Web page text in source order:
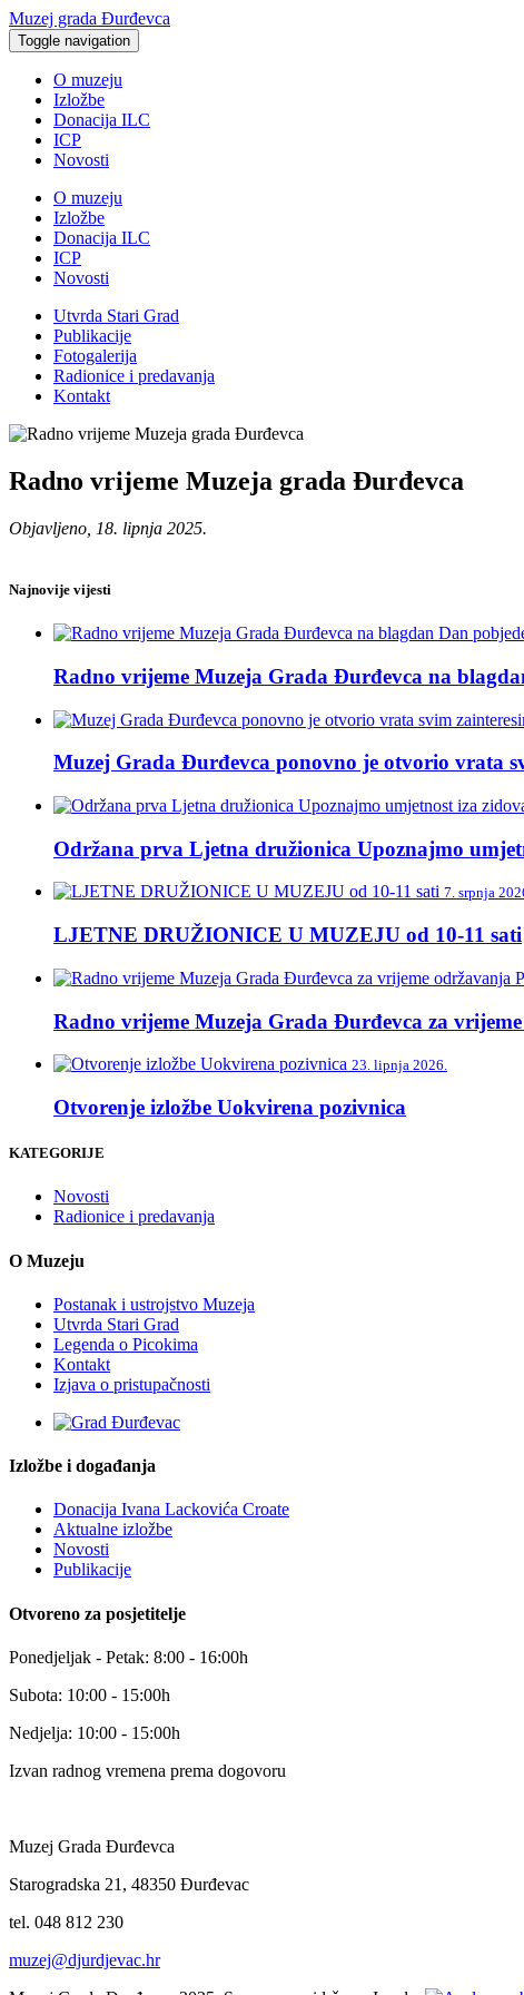
Muzej grada Đurđevca
Toggle navigation
O muzeju
Izložbe
Donacija ILC
ICP
Novosti
O muzeju
Izložbe
Donacija ILC
ICP
Novosti
Utvrda Stari Grad
Publikacije
Fotogalerija
Radionice i predavanja
Kontakt
Radno vrijeme Muzeja grada Đurđevca
Objavljeno, 18. lipnja 2025.
Najnovije vijesti
Radno vrijeme Muzeja Grada Đurđevca na
Muzej Grada Đurđevca ponovno je otvorio vrata
Održana prva Ljetna družionica Upoznajmo
7. srpnja
LJETNE DRUŽIONICE U MUZEJU od 10-11 sati
Radno vrijeme Muzeja Grada Đurđevca za
23. lipnja 2026.
Otvorenje izložbe Uokvirena pozivnica
KATEGORIJE
Novosti
Radionice i predavanja
O Muzeju
Postanak i ustrojstvo Muzeja
Utvrda Stari Grad
Legenda o Picokima
Kontakt
Izjava o pristupačnosti
Izložbe i događanja
Donacija Ivana Lackovića Croate
Aktualne izložbe
Novosti
Publikacije
Otvoreno za posjetitelje
Ponedjeljak - Petak: 8:00 - 16:00h
Subota: 10:00 - 15:00h
Nedjelja: 10:00 - 15:00h
Izvan radnog vremena prema dogovoru
Muzej Grada Đurđevca
Starogradska 21, 48350 Đurđevac
tel. 048 812 230
muzej@djurdjevac.hr